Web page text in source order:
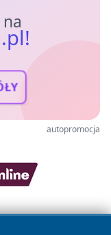
autopromocja